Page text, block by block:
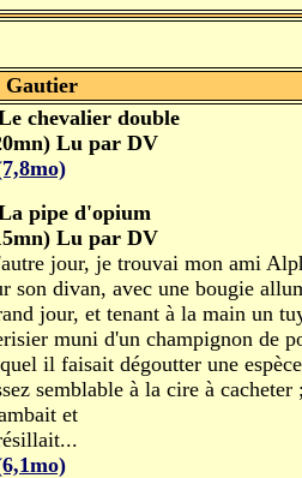
Gautier
chevalier double
Lu par DV
pipe d'opium
Lu par DV
jour, je trouvai mon ami
son divan, avec une bougie
jour, et tenant à la main un
muni d'un champignon de
il faisait dégoutter une
semblable à la cire à cacheter
et